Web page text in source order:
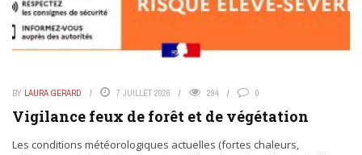
BY LAURA GERARD 7 JUILLET 2026 294 0
Vigilance feux de forêt et de végétation
Les conditions météorologiques actuelles (fortes chaleurs,